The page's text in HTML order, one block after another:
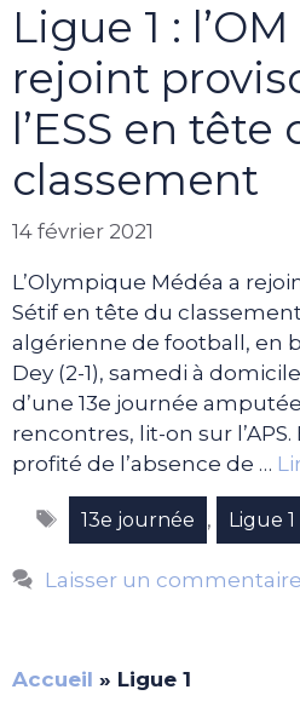
Ligue 1 :
rejoint
l’ESS en tête
classement
14 février 2021
L’Olympique Médéa a
Sétif en tête du classement
algérienne de football, en
Dey (2-1), samedi à
d’une 13e journée
rencontres, lit-on sur l’APS.
profité de l’absence de …
Étiquettes
13e journée , Ligue 1
Laisser un commentaire
Accueil » Ligue 1